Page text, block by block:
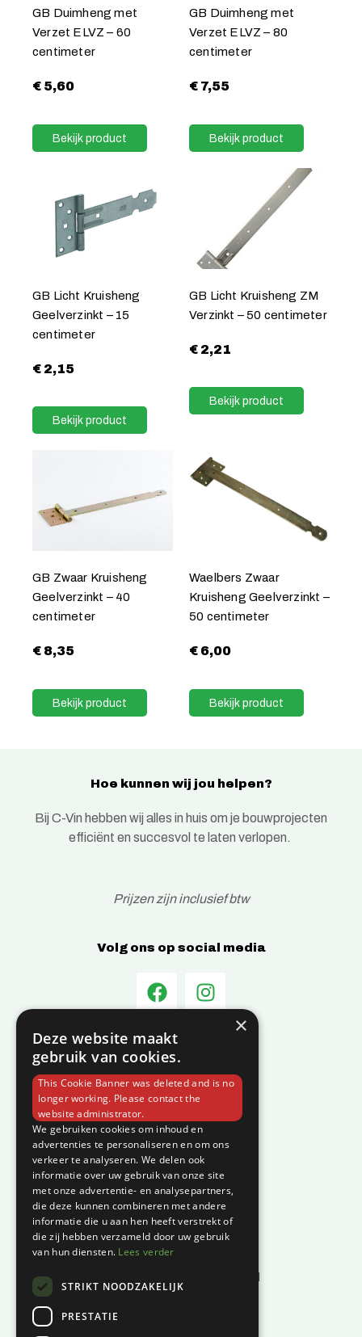
GB Duimheng met
Verzet ELVZ – 60
centimeter
€5,60
Bekijk product
GB Duimheng met
Verzet ELVZ – 80
centimeter
€7,55
Bekijk product
GB Licht Kruisheng
Geelverzinkt – 15
centimeter
€2,15
Bekijk product
GB Licht Kruisheng ZM
Verzinkt – 50 centimeter
€2,21
Bekijk product
GB Zwaar Kruisheng
Geelverzinkt – 40
centimeter
€8,35
Bekijk product
Waelbers Zwaar
Kruisheng Geelverzinkt –
50 centimeter
€6,00
Bekijk product
Hoe kunnen wij jou helpen?
Bij C-Vin hebben wij alles in huis om je bouwprojecten
efficiënt en succesvol te laten verlopen.
Prijzen zijn inclusief btw
Volg ons op social media
Informatie
Over C-Vin
Contact
Klantenservice
Garantie en klachten
Betaalmethodes
Privacyverklaring
Algemene voorwaarden
Levertijd en kosten
Herroepingsrecht & bedenktijd
×
Deze website maakt
gebruik van cookies.
This Cookie Banner was deleted and is no
longer working. Please contact the
website administrator.
We gebruiken cookies om inhoud en
advertenties te personaliseren en om ons
verkeer te analyseren. We delen ook
informatie over uw gebruik van onze site
met onze advertentie- en analysepartners,
die deze kunnen combineren met andere
informatie die u aan hen heeft verstrekt of
die zij hebben verzameld door uw gebruik
van hun diensten. Lees verder
STRIKT NOODZAKELIJK
PRESTATIE